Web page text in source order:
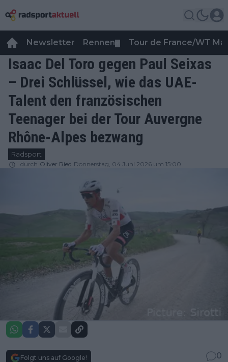
Newsletter Rennen Tour de France/WT
Isaac Del Toro gegen Paul Seixas
– Drei Schlüssel, wie das UAE-
Talent den französischen
Teenager bei der Tour Auvergne
Rhône-Alpes bezwang
Radsport
durch Oliver Ried Donnerstag, 04 Juni 2026 um 15:00
Folgt uns auf Google!
0